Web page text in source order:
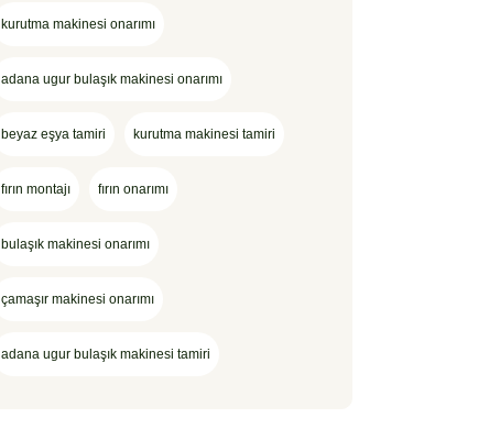
kurutma makinesi onarımı
adana ugur bulaşık makinesi onarımı
beyaz eşya tamiri kurutma makinesi tamiri
fırın montajı fırın onarımı
bulaşık makinesi onarımı
çamaşır makinesi onarımı
adana ugur bulaşık makinesi tamiri